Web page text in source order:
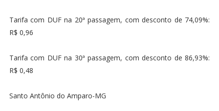
Tarifa com DUF na 20ª passagem, com desconto de 74,09%:
R$ 0,96
Tarifa com DUF na 30ª passagem, com desconto de 86,93%:
R$ 0,48
Santo Antônio do Amparo-MG